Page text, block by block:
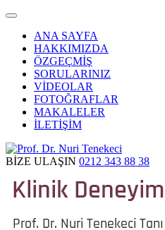
ANA SAYFA
HAKKIMIZDA
ÖZGEÇMİŞ
SORULARINIZ
VİDEOLAR
FOTOĞRAFLAR
MAKALELER
İLETİŞİM
BİZE ULAŞIN 0212 343 88 38